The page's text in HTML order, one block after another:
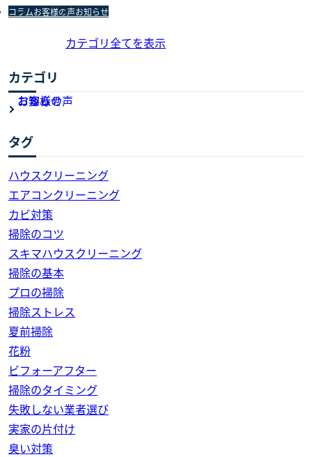
コラムお客様の声お知らせ
カテゴリ全てを表示
カテゴリ
お知らせ
お客様の声
コラム
タグ
ハウスクリーニング
エアコンクリーニング
カビ対策
掃除のコツ
スキマハウスクリーニング
掃除の基本
プロの掃除
掃除ストレス
夏前掃除
花粉
ビフォーアフター
掃除のタイミング
失敗しない業者選び
実家の片付け
臭い対策